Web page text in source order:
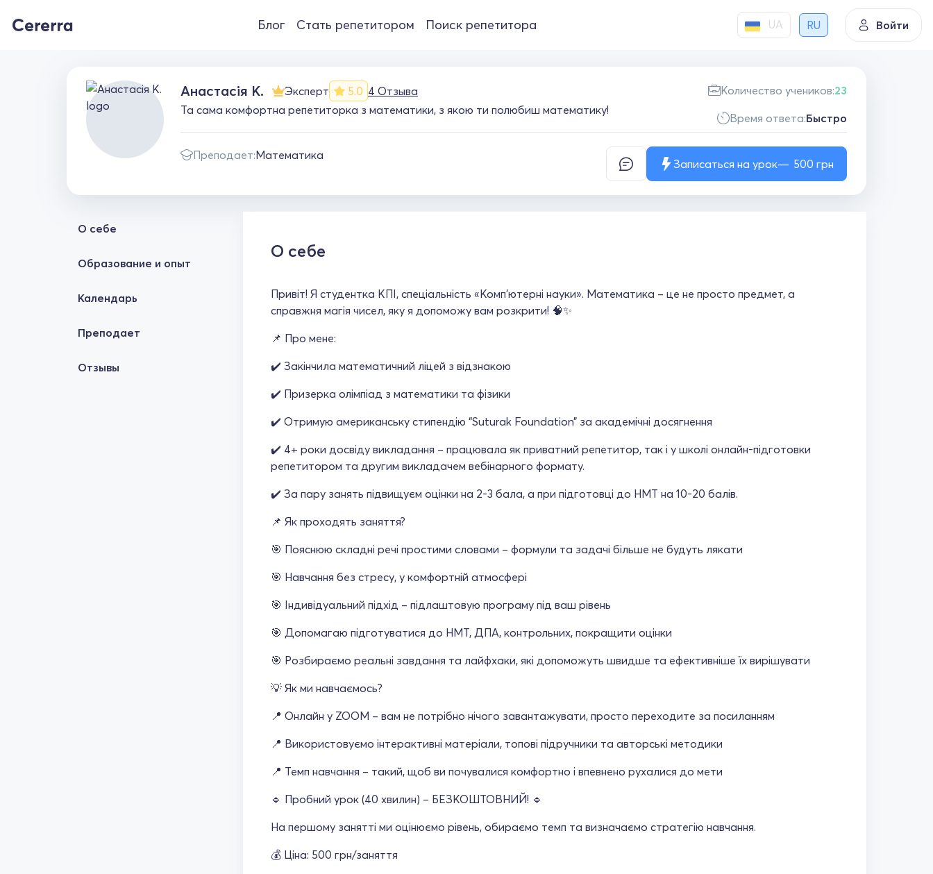
Блог Стать репетитором Поиск репетитора UA RU Войти
Анастасія К. Эксперт 5.0 4 Отзыва
Та сама комфортна репетиторка з математики, з якою ти полюбиш математику!
Преподает:Математика
Количество учеников:23
Время ответа:Быстро
Записаться на урок 500 грн
О себе
Образование и опыт
Календарь
Преподает
Отзывы
О себе
Привіт! Я студентка КПІ, спеціальність «Комп’ютерні науки». Математика – це не просто предмет, а
справжня магія чисел, яку я допоможу вам розкрити! 🧠✨
📌 Про мене:
✔️ Закінчила математичний ліцей з відзнакою
✔️ Призерка олімпіад з математики та фізики
✔️ Отримую американську стипендію “Suturak Foundation” за академічні досягнення
✔️ 4+ роки досвіду викладання – працювала як приватний репетитор, так і у школі онлайн-підготовки
репетитором та другим викладачем вебінарного формату.
✔️ За пару занять підвищуєм оцінки на 2-3 бала, а при підготовці до НМТ на 10-20 балів.
📌 Як проходять заняття?
🎯 Пояснюю складні речі простими словами – формули та задачі більше не будуть лякати
🎯 Навчання без стресу, у комфортній атмосфері
🎯 Індивідуальний підхід – підлаштовую програму під ваш рівень
🎯 Допомагаю підготуватися до НМТ, ДПА, контрольних, покращити оцінки
🎯 Розбираємо реальні завдання та лайфхаки, які допоможуть швидше та ефективніше їх вирішувати
💡 Як ми навчаємось?
📍 Онлайн у ZOOM – вам не потрібно нічого завантажувати, просто переходите за посиланням
📍 Використовуємо інтерактивні матеріали, топові підручники та авторські методики
📍 Темп навчання – такий, щоб ви почувалися комфортно і впевнено рухалися до мети
🔹 Пробний урок (40 хвилин) – БЕЗКОШТОВНИЙ! 🔹
На першому занятті ми оцінюємо рівень, обираємо темп та визначаємо стратегію навчання.
💰 Ціна: 500 грн/заняття